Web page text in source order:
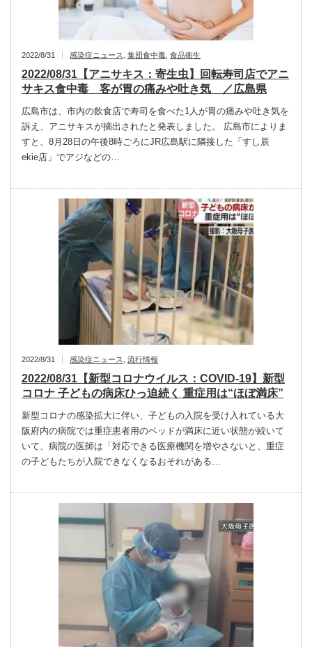
2022/8/31 感染症ニュース 集団食中毒 食品衛生
2022/08/31【アニサキス：寄生虫】回転寿司店でアニ
サキス食中毒 客が胃の痛みや吐き気 ／広島県
広島市は、市内の飲食店で寿司を食べた1人が胃の痛みや吐き気を
訴え、アニサキスが摘出されたと発表しました。 広島市によりま
すと、8月28日の午後8時ごろにJR広島駅に隣接した「すし辰
ekie店」でアジなどの…
2022/8/31 感染症ニュース 流行情報
2022/08/31【新型コロナウイルス：COVID-19】新型
コロナ 子どもの病床ひっ迫続く 重症用は“ほぼ満床”
新型コロナの感染拡大に伴い、子どもの入院を受け入れている大
阪府内の病院では重症患者用のベッドが満床に近い状態が続いて
いて、病院の医師は「対応できる医療機関を増やさないと、重症
の子どもたちが入院できなくなるおそれがある…